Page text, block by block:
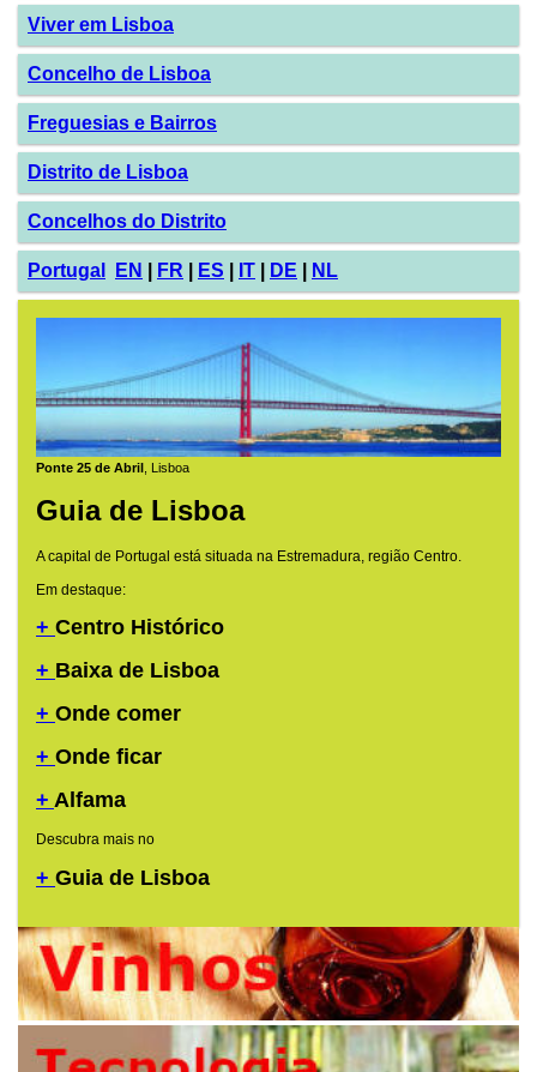
Viver em Lisboa
Concelho de Lisboa
Freguesias e Bairros
Distrito de Lisboa
Concelhos do Distrito
Portugal EN FR ES IT DE NL
Ponte 25 de Abril , Lisboa
Guia de Lisboa
A capital de Portugal está situada na Estremadura, região Centro.
Em destaque:
+ Centro Histórico
+ Baixa de Lisboa
+ Onde comer
+ Onde ficar
+ Alfama
Descubra mais no
+ Guia de Lisboa